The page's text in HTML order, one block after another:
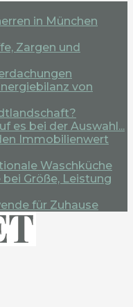
in München
Zargen und
von
es bei der Auswahl...
Immobilienwert
Waschküche
bei Größe, Leistung
für Zuhause